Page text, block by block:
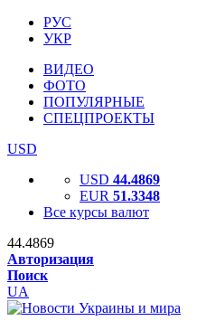
РУС
УКР
ВИДЕО
ФОТО
ПОПУЛЯРНЫЕ
СПЕЦПРОЕКТЫ
USD
USD 44.4869
EUR 51.3348
Все курсы валют
44.4869
Авторизация
Поиск
UA